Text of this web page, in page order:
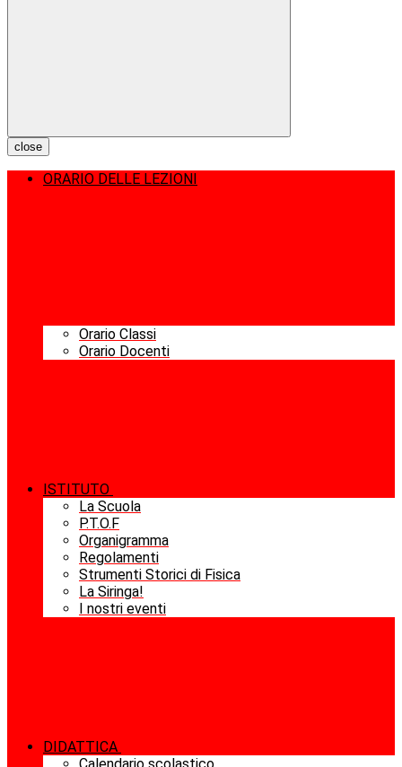
close
ORARIO DELLE LEZIONI
Orario Classi
Orario Docenti
ISTITUTO
La Scuola
P.T.O.F
Organigramma
Regolamenti
Strumenti Storici di Fisica
La Siringa!
I nostri eventi
DIDATTICA